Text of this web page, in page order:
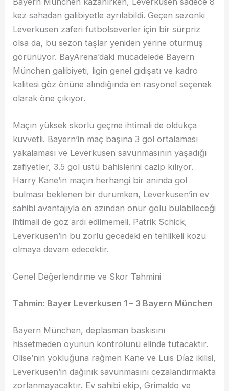
kez sahadan galibiyetle ayrılabildi. Geçen sezonki
Leverkusen zaferi futbolseverler için bir sürpriz
olsa da, bu sezon taşlar yeniden yerine oturmuş
görünüyor. BayArena’daki mücadelede Bayern
München galibiyeti, ligin genel gidişatı ve kadro
kalitesi göz önüne alındığında en rasyonel seçenek
olarak öne çıkıyor.
Maçın yüksek skorlu geçme ihtimali de oldukça
kuvvetli. Bayern’in maç başına 3 gol ortalaması
yakalaması ve Leverkusen savunmasının yaşadığı
zafiyetler, 3.5 gol üstü bahislerini cazip kılıyor.
Harry Kane’in maçın herhangi bir anında gol
bulması beklenen bir durumken, Leverkusen’in ev
sahibi avantajıyla en azından onur golü bulabileceği
ihtimali de göz ardı edilmemeli. Patrik Schick,
Leverkusen’in bu zorlu gecedeki en tehlikeli kozu
olmaya devam edecektir.
Genel Değerlendirme ve Skor Tahmini
Tahmin: Bayer Leverkusen 1 – 3 Bayern München
Bayern München, deplasman baskısını
hissetmeden oyunun kontrolünü elinde tutacaktır.
Olise’nin yokluğuna rağmen Kane ve Luis Díaz ikilisi,
Leverkusen’in dağınık savunmasını cezalandırmakta
zorlanmayacaktır. Ev sahibi ekip, Grimaldo ve